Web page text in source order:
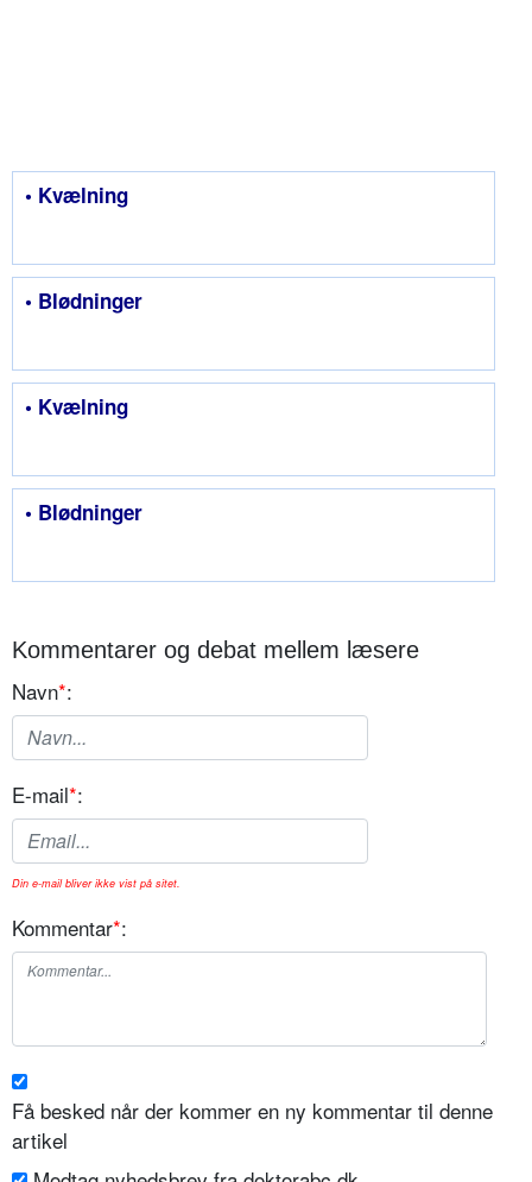
• Kvælning
• Blødninger
• Kvælning
• Blødninger
Kommentarer og debat mellem læsere
Navn*:
E-mail*:
Din e-mail bliver ikke vist på sitet.
Kommentar*:
Få besked når der kommer en ny kommentar til denne
artikel